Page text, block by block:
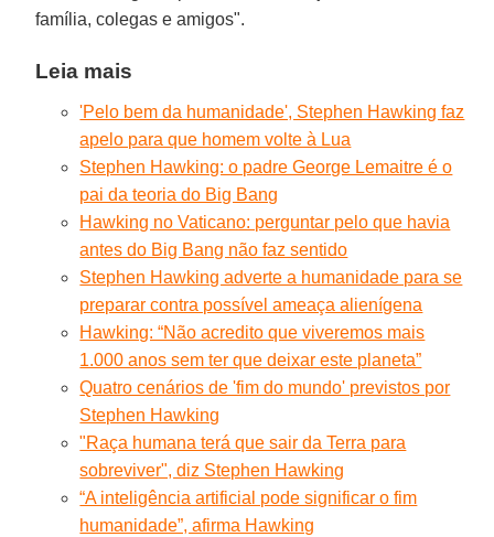
família, colegas e amigos".
Leia mais
'Pelo bem da humanidade', Stephen Hawking faz
apelo para que homem volte à Lua
Stephen Hawking: o padre George Lemaitre é o
pai da teoria do Big Bang
Hawking no Vaticano: perguntar pelo que havia
antes do Big Bang não faz sentido
Stephen Hawking adverte a humanidade para se
preparar contra possível ameaça alienígena
Hawking: “Não acredito que viveremos mais
1.000 anos sem ter que deixar este planeta”
Quatro cenários de 'fim do mundo' previstos por
Stephen Hawking
"Raça humana terá que sair da Terra para
sobreviver", diz Stephen Hawking
“A inteligência artificial pode significar o fim
humanidade”, afirma Hawking